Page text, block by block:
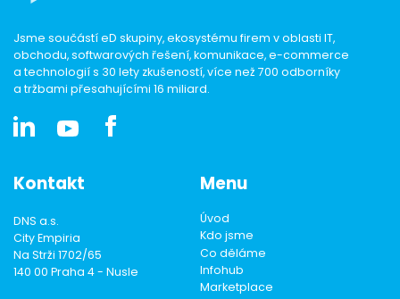
Jsme součástí eD skupiny, ekosystému firem v oblasti IT,
obchodu, softwarových řešení, komunikace, e-commerce
a technologií s 30 lety zkušeností, více než 700 odborníky
a tržbami přesahujícími 16 miliard.
Kontakt
DNS a.s.
City Empiria
Na Strži 1702/65
140 00 Praha 4 - Nusle
Menu
Úvod
Kdo jsme
Co děláme
Infohub
Marketplace